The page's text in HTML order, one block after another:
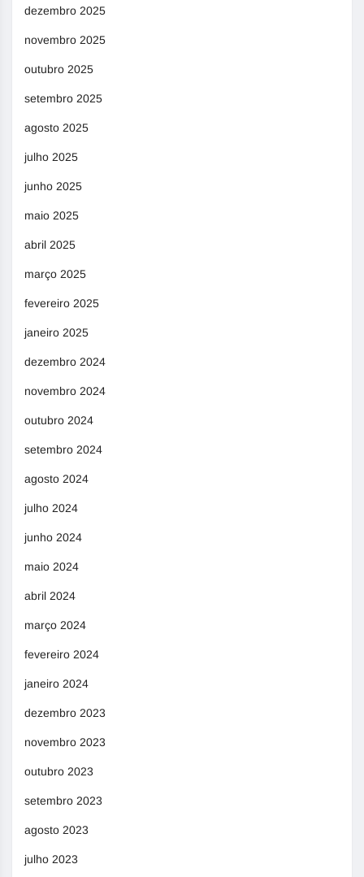
dezembro 2025
novembro 2025
outubro 2025
setembro 2025
agosto 2025
julho 2025
junho 2025
maio 2025
abril 2025
março 2025
fevereiro 2025
janeiro 2025
dezembro 2024
novembro 2024
outubro 2024
setembro 2024
agosto 2024
julho 2024
junho 2024
maio 2024
abril 2024
março 2024
fevereiro 2024
janeiro 2024
dezembro 2023
novembro 2023
outubro 2023
setembro 2023
agosto 2023
julho 2023